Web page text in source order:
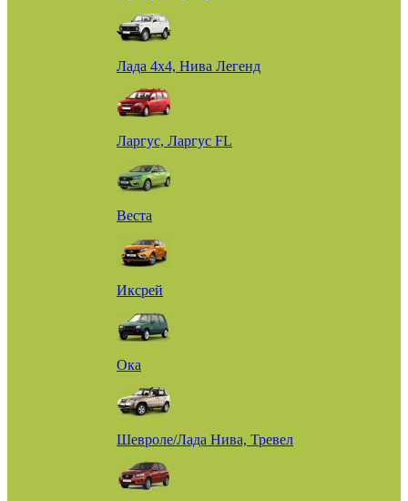
Лада 4х4, Нива Легенд
Ларгус, Ларгус FL
Веста
Иксрей
Ока
Шевроле/Лада Нива, Тревел